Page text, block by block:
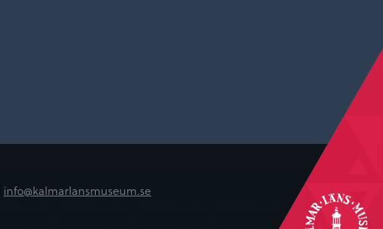
info@kalmarlansmuseum.se